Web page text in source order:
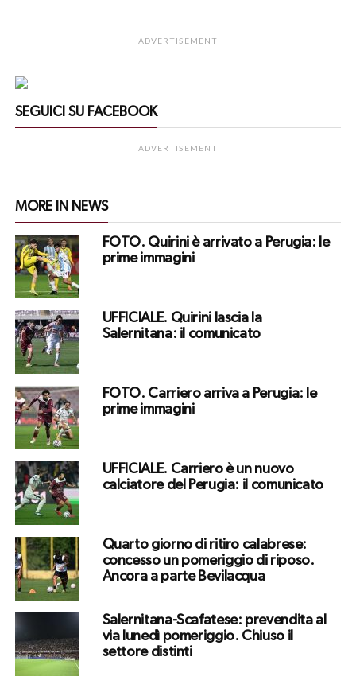
ADVERTISEMENT
SEGUICI SU FACEBOOK
ADVERTISEMENT
MORE IN NEWS
FOTO. Quirini è arrivato a Perugia: le
prime immagini
UFFICIALE. Quirini lascia la
Salernitana: il comunicato
FOTO. Carriero arriva a Perugia: le
prime immagini
UFFICIALE. Carriero è un nuovo
calciatore del Perugia: il comunicato
Quarto giorno di ritiro calabrese:
concesso un pomeriggio di riposo.
Ancora a parte Bevilacqua
Salernitana-Scafatese: prevendita al
via lunedì pomeriggio. Chiuso il
settore distinti